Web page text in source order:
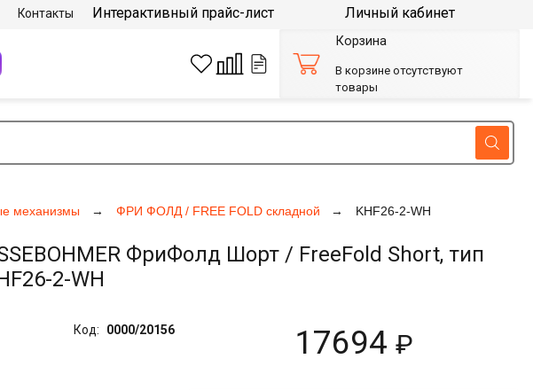
механизмы ФРИ ФОЛД / FREE FOLD складной KHF26-2-WH
ФриФолд Шорт / FreeFold Short, тип
2-WH
Код: 0000/20156 17694 ₽
Контакты Интерактивный прайс-лист Личный кабинет
Корзина
В корзине отсутствуют
товары